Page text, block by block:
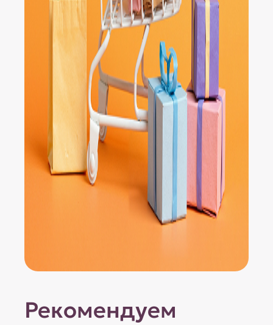
Рекомендуем